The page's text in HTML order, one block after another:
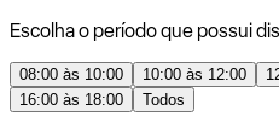
Escolha o período que possui
08:00 às 10:00 10:00 às 12:00
16:00 às 18:00
Todos